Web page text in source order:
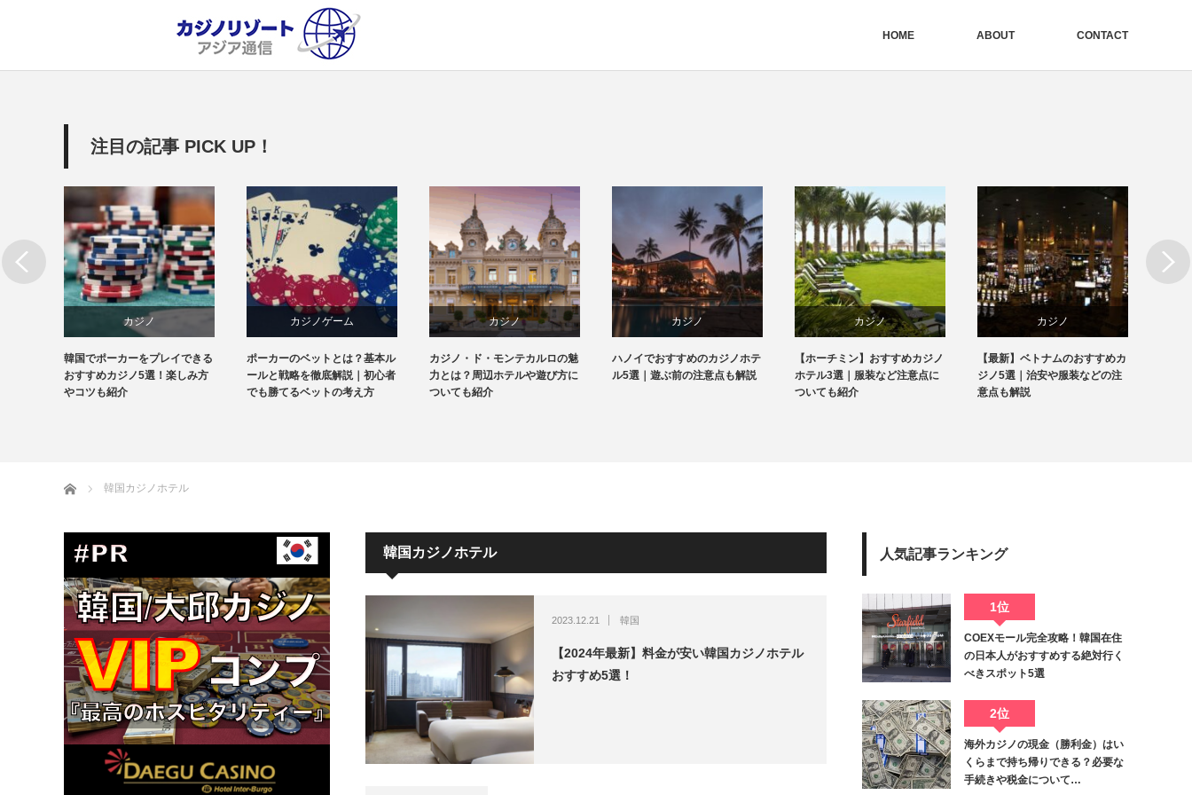
HOME ABOUT CONTACT
注目の記事 PICK UP！
ーカーをプレイできる
カジノ5選！楽しみ方
カジノ攻略法
ポーカーのベットとは？基本ル
ールと戦略を徹底解説｜初心者
でも勝てるベットの考え方
カジノ
ホテル&リゾート
カジノ・ド・モンテカルロの魅
力とは？周辺ホテルや遊び方に
ついても紹介
カジノ
ベトナム
ハノイでおすすめのカジノホテ
ル5選｜遊ぶ前の注意点も解説
ベトナム
【ホーチミン】おすすめカジノ
ホテル3選｜服装など注意点に
カジノ
ベトナム
【最新】ベトナムのおすすめカ
ジノ5選｜治安や服装などの注
新着ニュース
海外レンタルWiFiのおすす
選！利用の流れも初心者向
Next
ホーム 韓国カジノホテル
韓国カジノホテル
2023.12.21 韓国
【2024年最新】料金が安い韓国カジノホテル
おすすめ5選！
人気記事ランキング
1位
COEXモール完全攻略！韓国在住
の日本人がおすすめする絶対行く
べきスポット5選
2位
海外カジノの現金（勝利金）はい
くらまで持ち帰りできる？必要な
手続きや税金について…